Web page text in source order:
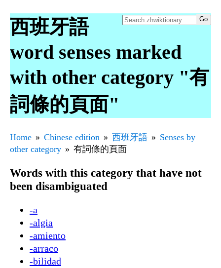
西班牙語
word senses marked
with other category "有
詞條的頁面"
Home Chinese edition 西班牙語
Senses by
other category
有詞條的頁面
Words with this category that have not
been disambiguated
-a
-algia
-amiento
-arraco
-bilidad